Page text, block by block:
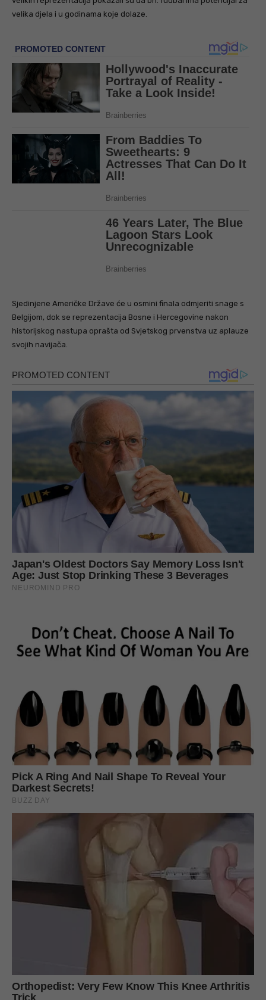
velika djela i u godinama koje dolaze.
Sjedinjene Američke Države će u osmini finala odmjeriti snage s
Belgijom, dok se reprezentacija Bosne i Hercegovine nakon
historijskog nastupa oprašta od Svjetskog prvenstva uz aplauze
svojih navijača.